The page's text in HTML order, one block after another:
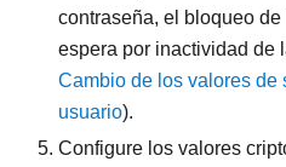
contraseña, el bloqueo
espera por inactividad de
Cambio de los valores de
usuario).
Configure los valores